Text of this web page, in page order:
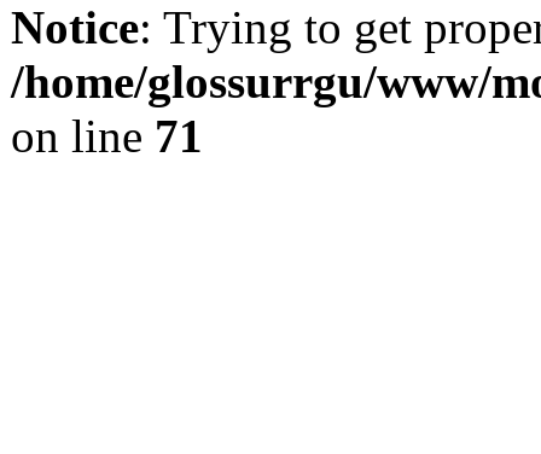
Notice: Trying to get
/home/glossurrgu/www/
on line 71